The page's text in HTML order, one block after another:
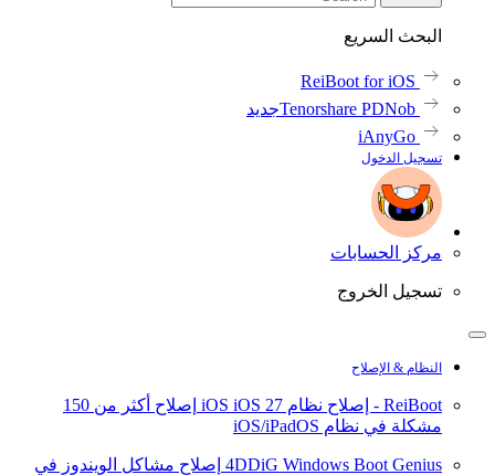
البحث السريع
ReiBoot for iOS
Tenorshare PDNobجديد
iAnyGo
تسجيل الدخول
مركز الحسابات
تسجيل الخروج
النظام & الإصلاح
ReiBoot - إصلاح نظام iOS iOS 27
إصلاح أكثر من 150
مشكلة في نظام iOS/iPadOS
4DDiG Windows Boot Genius إصلاح مشاكل الويندوز في